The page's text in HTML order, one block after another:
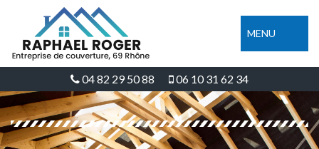
MENU
04 82 29 50 88 06 10 31 62 34